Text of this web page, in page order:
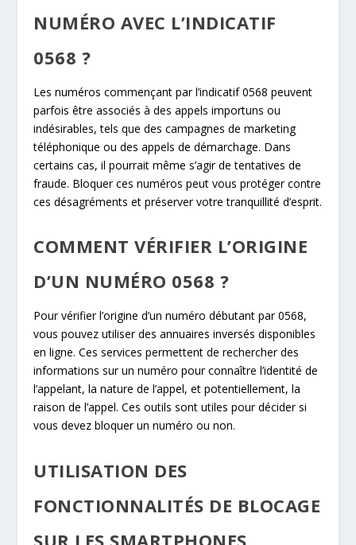
NUMÉRO AVEC L’INDICATIF
0568 ?
Les numéros commençant par l’indicatif 0568 peuvent
parfois être associés à des appels importuns ou
indésirables, tels que des campagnes de marketing
téléphonique ou des appels de démarchage. Dans
certains cas, il pourrait même s’agir de tentatives de
fraude. Bloquer ces numéros peut vous protéger contre
ces désagréments et préserver votre tranquillité d’esprit.
COMMENT VÉRIFIER L’ORIGINE
D’UN NUMÉRO 0568 ?
Pour vérifier l’origine d’un numéro débutant par 0568,
vous pouvez utiliser des annuaires inversés disponibles
en ligne. Ces services permettent de rechercher des
informations sur un numéro pour connaître l’identité de
l’appelant, la nature de l’appel, et potentiellement, la
raison de l’appel. Ces outils sont utiles pour décider si
vous devez bloquer un numéro ou non.
UTILISATION DES
FONCTIONNALITÉS DE BLOCAGE
SUR LES SMARTPHONES